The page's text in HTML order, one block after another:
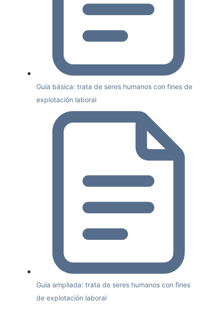
Guía básica: trata de seres humanos con fines de
explotación laboral
Guía ampliada: trata de seres humanos con fines
de explotación laboral